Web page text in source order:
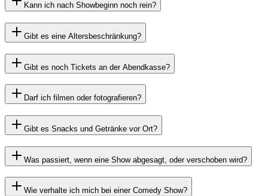
Kann ich nach Showbeginn noch rein?
Gibt es eine Altersbeschränkung?
Gibt es noch Tickets an der Abendkasse?
Darf ich filmen oder fotografieren?
Gibt es Snacks und Getränke vor Ort?
Was passiert, wenn eine Show abgesagt, oder verschoben wird?
Wie verhalte ich mich bei einer Comedy Show?